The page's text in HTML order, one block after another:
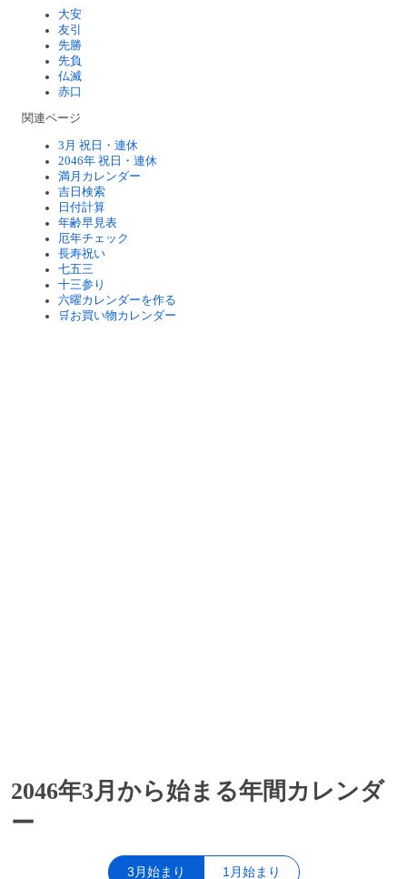
大安
友引
先勝
先負
仏滅
赤口
関連ページ
3月 祝日・連休
2046年 祝日・連休
満月カレンダー
吉日検索
日付計算
年齢早見表
厄年チェック
長寿祝い
七五三
十三参り
六曜カレンダーを作る
🛒お買い物カレンダー
2046年3月から始まる年間カレンダ
ー
3月始まり 1月始まり